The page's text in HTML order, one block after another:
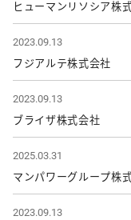
ヒューマンリソシア株
2023.09.13
フジアルテ株式会社
2023.09.13
ブライザ株式会社
2025.03.31
マンパワーグループ株
2023.09.13